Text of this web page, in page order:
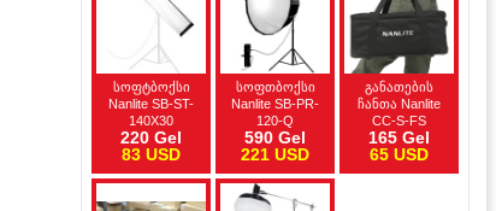
სოფტბოქსი
Nanlite SB-ST-
140X30
220 Gel
83 USD
სოფთბოქსი
Nanlite SB-PR-
120-Q
590 Gel
221 USD
განათების
ჩანთა Nanlite
CC-S-FS
165 Gel
65 USD